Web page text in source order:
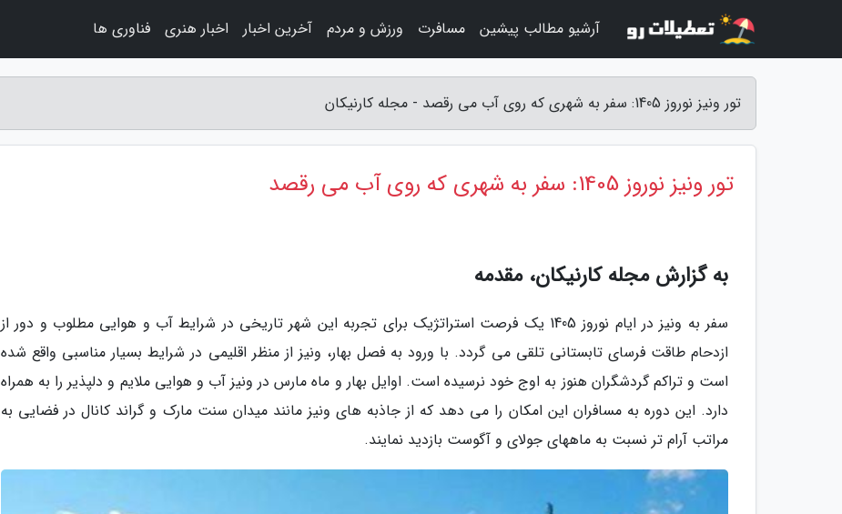
تور ونیز نوروز 1405: سفر به شهری که روی آب می رقصد - مجله کارنیکان
تور ونیز نوروز 1405: سفر به شهری که روی آب می رقصد
به گزارش مجله کارنیکان، مقدمه
سفر به ونیز در ایام نوروز 1405 یک فرصت استراتژیک برای تجربه این شهر تاریخی در شرایط آب و هوایی مطلوب و دور از
ازدحام طاقت فرسای تابستانی تلقی می گردد. با ورود به فصل بهار، ونیز از منظر اقلیمی در شرایط بسیار مناسبی واقع شده
است و تراکم گردشگران هنوز به اوج خود نرسیده است. اوایل بهار و ماه مارس در ونیز آب و هوایی ملایم و دلپذیر را به همراه
دارد. این دوره به مسافران این امکان را می دهد که از جاذبه های ونیز مانند میدان سنت مارک و گراند کانال در فضایی به
مراتب آرام تر نسبت به ماههای جولای و آگوست بازدید نمایند.
آرشیو مطالب پیشین مسافرت ورزش و مردم آخرین اخبار اخبار هنری فناوری ها